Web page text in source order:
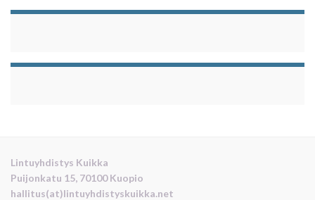
Lintuyhdistys Kuikka
Puijonkatu 15, 70100 Kuopio
hallitus(at)lintuyhdistyskuikka.net